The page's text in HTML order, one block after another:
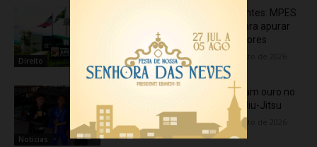
Direito
Transporte particular de pacientes: MPES
aciona Câmara de Anchieta para apurar
possível uso político de assessores
redação 1 - quarta-feira, 5 de agosto de 2026
Noticias
Atletas de Vila Velha conquistam ouro no
Vitória Internacional Open de Jiu-Jitsu
quarta-feira, 5 de agosto de 2026